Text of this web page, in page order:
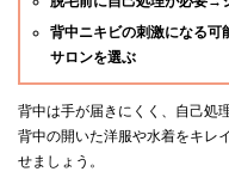
背中ニキビの刺激になる
サロンを選ぶ
背中は手が届きにくく、自己処
背中の開いた洋服や水着をキレ
せましょう。